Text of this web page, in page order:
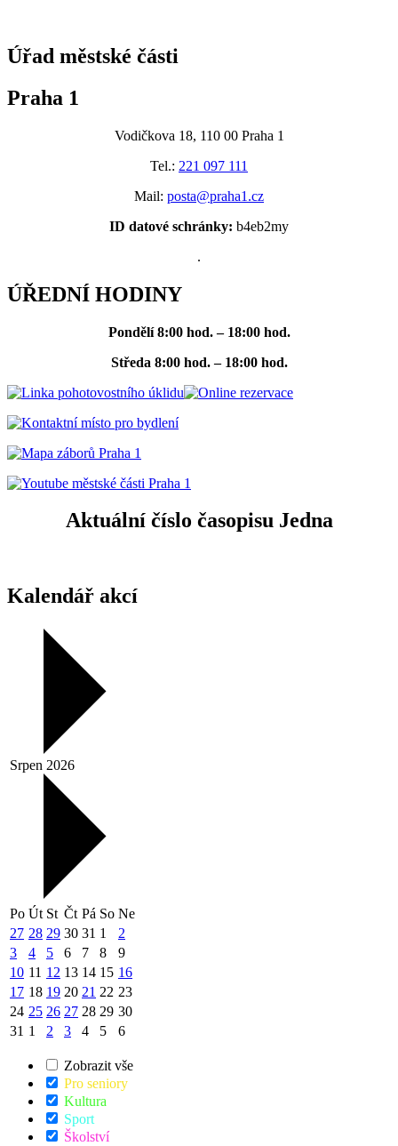
Úřad městské části
Praha 1
Vodičkova 18, 110 00 Praha 1
Tel.: 221 097 111
Mail: posta@praha1.cz
ID datové schránky: b4eb2my
.
ÚŘEDNÍ HODINY
Pondělí 8:00 hod. – 18:00 hod.
Středa 8:00 hod. – 18:00 hod.
Aktuální číslo časopisu Jedna
Kalendář akcí
Srpen 2026
Po Út St Čt Pá So Ne
27 28 29 30 31 1
2
3
4 5 6 7 8
9
10 11 12 13 14 15 16
17 18 19 20 21 22 23
24 25 26 27 28 29 30
31 1 2 3 4 5 6
Zobrazit vše
Pro seniory
Kultura
Sport
Školství